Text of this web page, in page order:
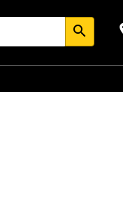
search